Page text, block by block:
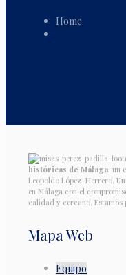
Home
históricas de Málaga, un
Leopoldo López-Herrero.
en Málaga con el
calidad y cercano. Estamos
Mapa Web
Equipo